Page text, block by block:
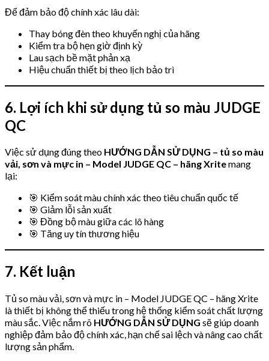
Để đảm bảo độ chính xác lâu dài:
Thay bóng đèn theo khuyến nghị của hãng
Kiểm tra bộ hẹn giờ định kỳ
Lau sạch bề mặt phản xạ
Hiệu chuẩn thiết bị theo lịch bảo trì
6. Lợi ích khi sử dụng tủ so màu JUDGE
QC
Việc sử dụng đúng theo HƯỚNG DẪN SỬ DỤNG – tủ so màu
vải, sơn và mực in – Model JUDGE QC – hãng Xritemang
lại:
🎯 Kiểm soát màu chính xác theo tiêu chuẩn quốc tế
🎯 Giảm lỗi sản xuất
🎯 Đồng bộ màu giữa các lô hàng
🎯 Tăng uy tín thương hiệu
7. Kết luận
Tủ so màu vải, sơn và mực in – Model JUDGE QC – hãng Xrite
là thiết bị không thể thiếu trong hệ thống kiểm soát chất lượng
màu sắc. Việc nắm rõ HƯỚNG DẪN SỬ DỤNG sẽ giúp doanh
nghiệp đảm bảo độ chính xác, hạn chế sai lệch và nâng cao chất
lượng sản phẩm.